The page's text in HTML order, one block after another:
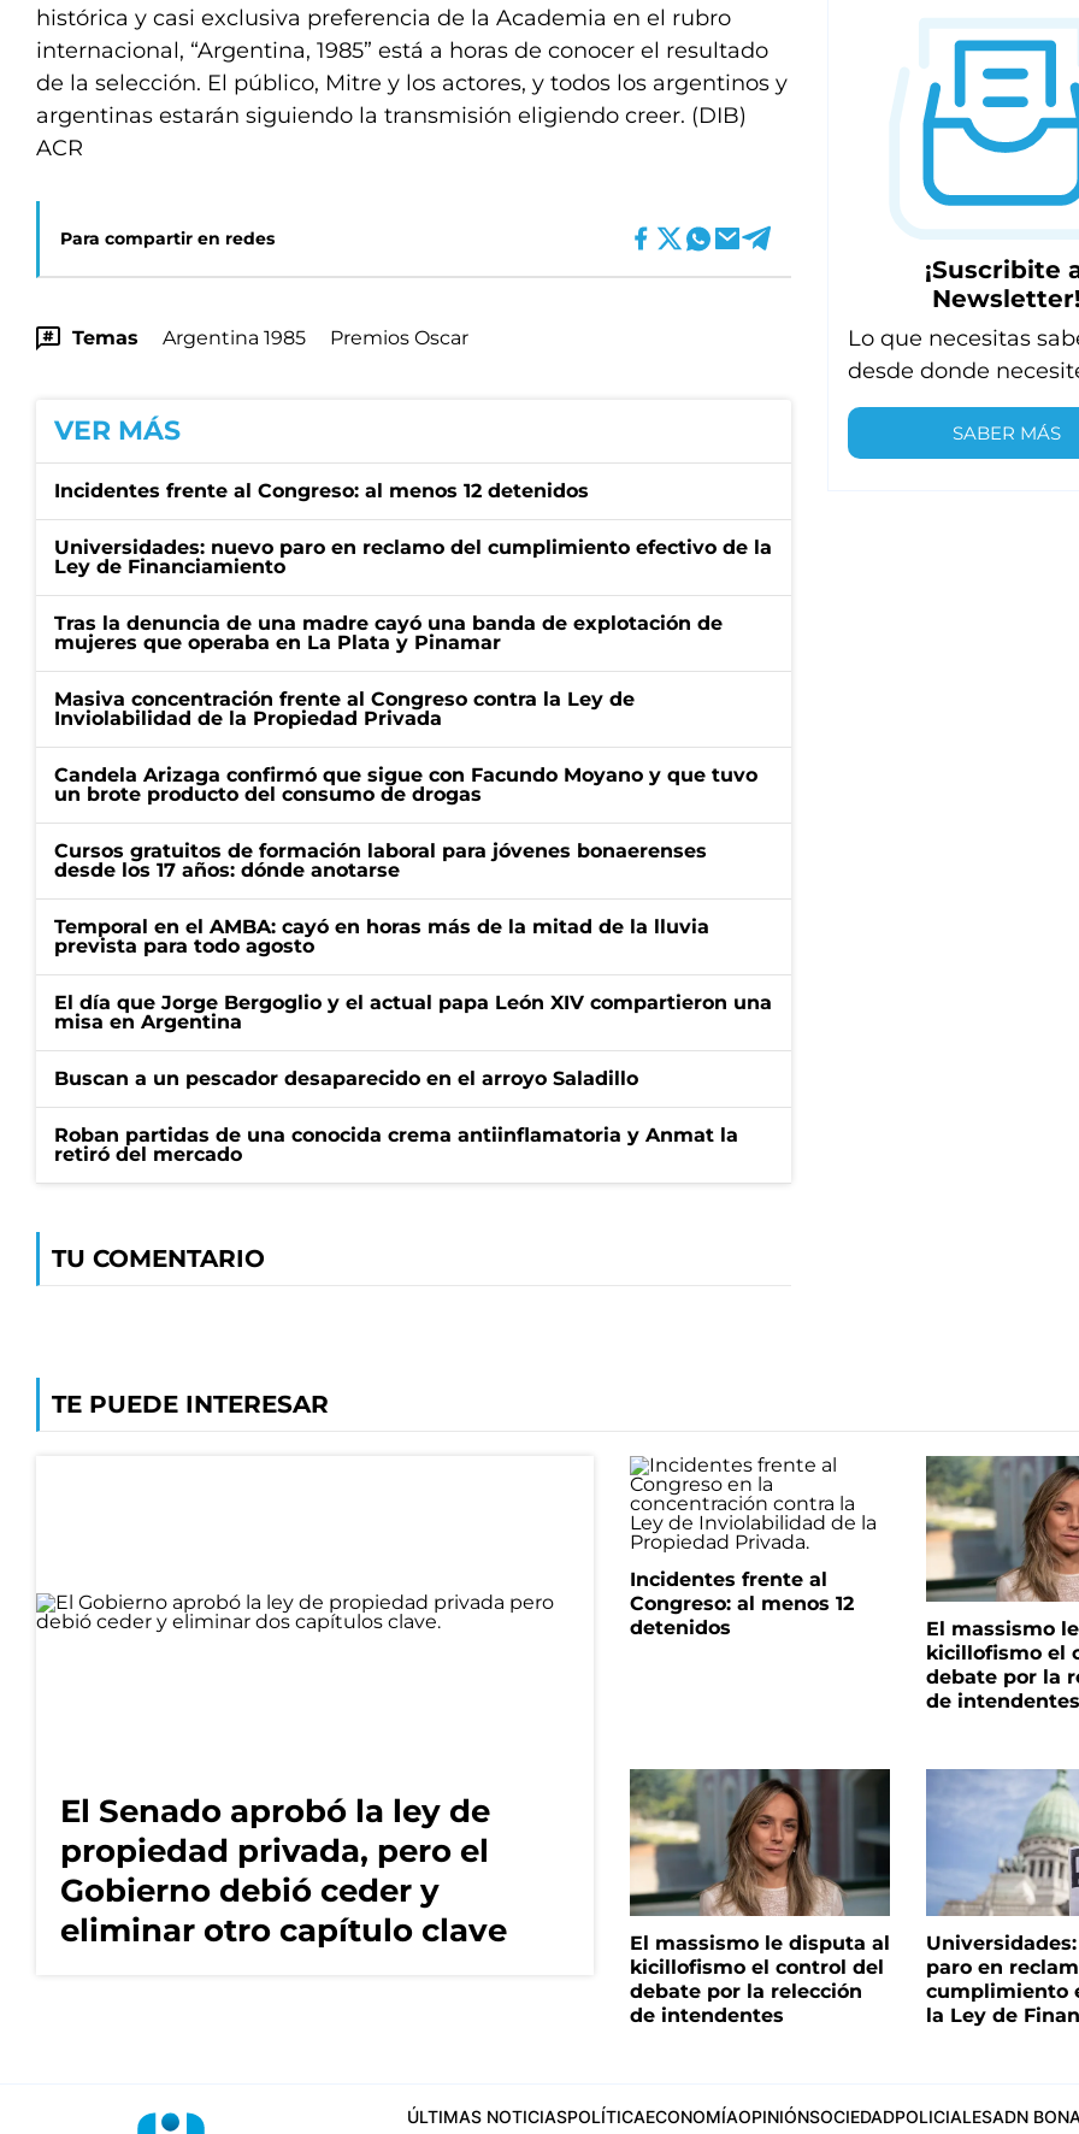
histórica y casi exclusiva preferencia de la Academia en el rubro
internacional, “Argentina, 1985” está a horas de conocer el resultado
de la selección. El público, Mitre y los actores, y todos los argentinos y
argentinas estarán siguiendo la transmisión eligiendo creer. (DIB)
ACR
Para compartir en redes
Temas Argentina 1985 Premios Oscar
VER MÁS
Incidentes frente al Congreso: al menos 12 detenidos
Universidades: nuevo paro en reclamo del cumplimiento efectivo de la
Ley de Financiamiento
Tras la denuncia de una madre cayó una banda de explotación de
mujeres que operaba en La Plata y Pinamar
Masiva concentración frente al Congreso contra la Ley de
Inviolabilidad de la Propiedad Privada
Candela Arizaga confirmó que sigue con Facundo Moyano y que tuvo
un brote producto del consumo de drogas
Cursos gratuitos de formación laboral para jóvenes bonaerenses
desde los 17 años: dónde anotarse
Temporal en el AMBA: cayó en horas más de la mitad de la lluvia
prevista para todo agosto
El día que Jorge Bergoglio y el actual papa León XIV compartieron una
misa en Argentina
Buscan a un pescador desaparecido en el arroyo Saladillo
Roban partidas de una conocida crema antiinflamatoria y Anmat la
retiró del mercado
TU COMENTARIO
¡Suscribite
Newsletter!
Lo que necesitas
desde donde
SABER MÁS
TE PUEDE INTERESAR
El Senado aprobó la ley de
propiedad privada, pero el
Gobierno debió ceder y
eliminar otro capítulo clave
Incidentes frente al
Congreso: al menos 12
detenidos
El massismo
kicillofismo el
debate por la
de intendentes
El massismo le disputa al
kicillofismo el control del
debate por la relección
de intendentes
paro en
cumplimiento
la Ley de
ÚLTIMAS NOTICIASPOLÍTICAECONOMÍAOPINIÓNSOCIEDADPOLICIALESADN